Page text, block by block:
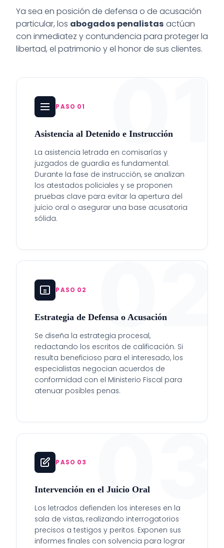
Ya sea en posición de defensa o de acusación
particular, los abogados penalistas actúan
con inmediatez y contundencia para proteger la
libertad, el patrimonio y el honor de sus clientes.
01
PASO 01
Asistencia al Detenido e Instrucción
La asistencia letrada en comisarías y
juzgados de guardia es fundamental.
Durante la fase de instrucción, se analizan
los atestados policiales y se proponen
pruebas clave para evitar la apertura del
juicio oral o asegurar una base acusatoria
sólida.
02
PASO 02
Estrategia de Defensa o Acusación
Se diseña la estrategia procesal,
redactando los escritos de calificación. Si
resulta beneficioso para el interesado, los
especialistas negocian acuerdos de
conformidad con el Ministerio Fiscal para
atenuar posibles penas.
03
PASO 03
Intervención en el Juicio Oral
Los letrados defienden los intereses en la
sala de vistas, realizando interrogatorios
precisos a testigos y peritos. Exponen sus
informes finales con solvencia para lograr